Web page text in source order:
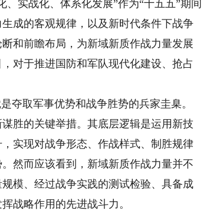
实战化、体系化发展”作为“十五五”期间
成的客观规律，以及新时代条件下战争
和前瞻布局，为新域新质作战力量发展
对于推进国防和军队现代化建设、抢占
取军事优势和战争胜势的兵家圭臬。
胜的关键举措。其底层逻辑是运用新技
实现对战争形态、作战样式、制胜规律
然而应该看到，新域新质作战力量并不
模、经过战争实践的测试检验、具备成
战略作用的先进战斗力。